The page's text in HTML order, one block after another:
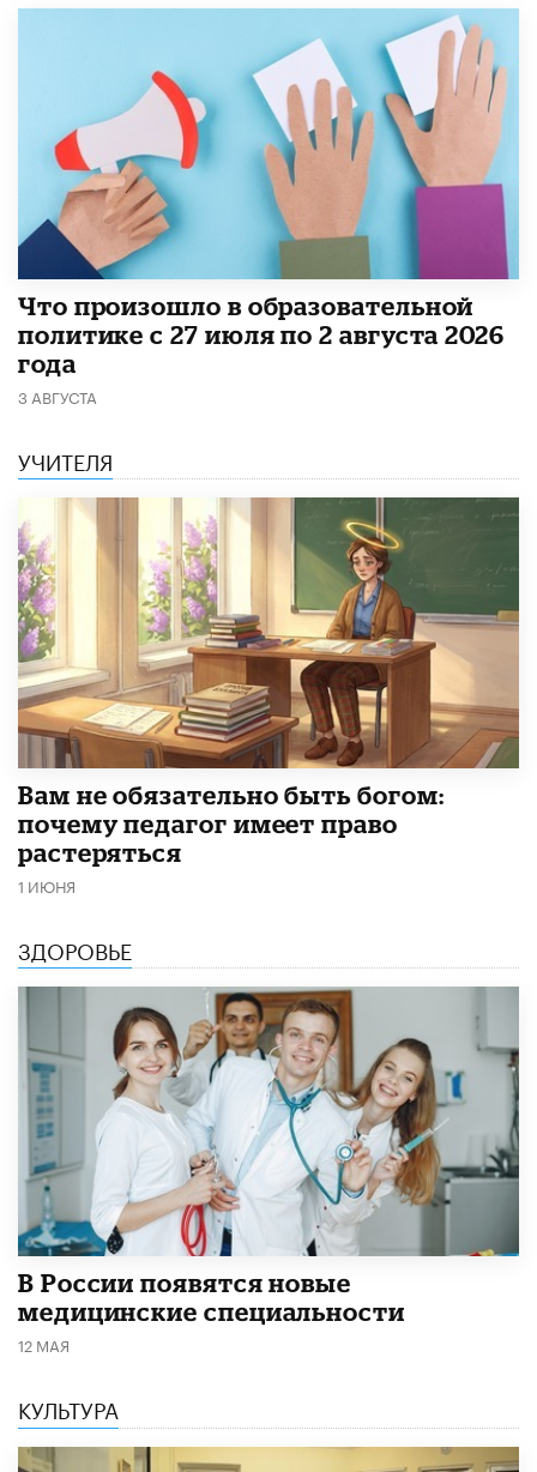
​Что произошло в образовательной
политике с 27 июля по 2 августа 2026
года
3 АВГУСТА
УЧИТЕЛЯ
​Вам не обязательно быть богом:
почему педагог имеет право
растеряться
1 ИЮНЯ
ЗДОРОВЬЕ
В России появятся новые
медицинские специальности
12 МАЯ
КУЛЬТУРА